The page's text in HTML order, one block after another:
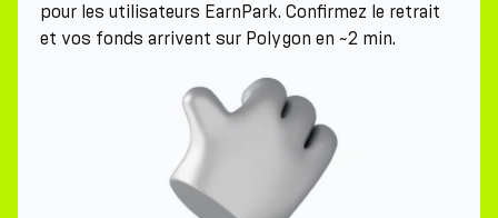
pour les utilisateurs EarnPark. Confirmez le retrait
et vos fonds arrivent sur Polygon en ~2 min.